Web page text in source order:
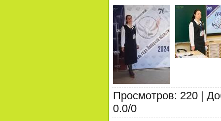
Просмотров: 220 |
0.0/0